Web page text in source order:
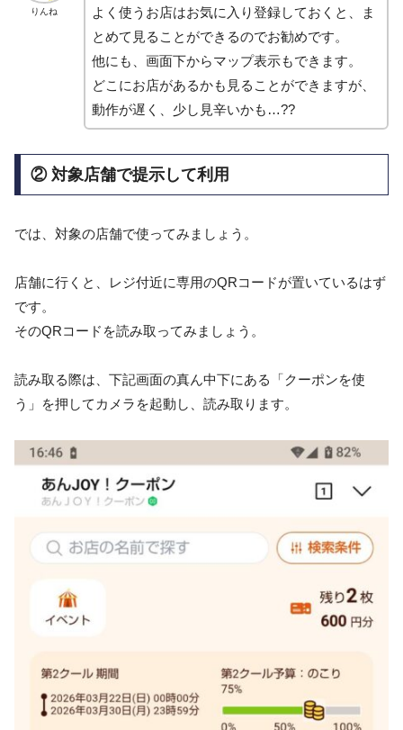
りんね
よく使うお店はお気に入り登録しておくと、ま
とめて見ることができるのでお勧めです。
他にも、画面下からマップ表示もできます。
どこにお店があるかも見ることができますが、
動作が遅く、少し見辛いかも…??
② 対象店舗で提示して利用
では、対象の店舗で使ってみましょう。
店舗に行くと、レジ付近に専用のQRコードが置いているはず
です。
そのQRコードを読み取ってみましょう。
読み取る際は、下記画面の真ん中下にある「クーポンを使
う」を押してカメラを起動し、読み取ります。